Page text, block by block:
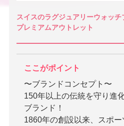
スイスのラグジュアリーウォッ
プレミアムアウトレット
ここがポイント
〜ブランドコンセプト〜
150年以上の伝統を守り進
ブランド！
1860年の創設以来、スポ